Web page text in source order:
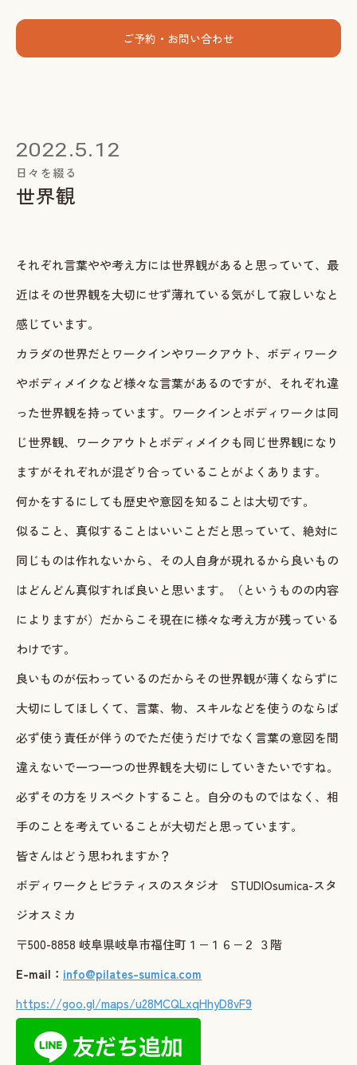
お客様の声
お知らせ
ご予約・お問い合わせ
LINEで予約・相談する
tel. 080-3628-1771
ご予約・お問い合わせ
2022.5.12
日々を綴る
世界観
それぞれ言葉やや考え方には世界観があると思っていて、最
近はその世界観を大切にせず薄れている気がして寂しいなと
感じています。
カラダの世界だとワークインやワークアウト、ボディワーク
やボディメイクなど様々な言葉があるのですが、それぞれ違
った世界観を持っています。ワークインとボディワークは同
じ世界観、ワークアウトとボディメイクも同じ世界観になり
ますがそれぞれが混ざり合っていることがよくあります。
何かをするにしても歴史や意図を知ることは大切です。
似ること、真似することはいいことだと思っていて、絶対に
同じものは作れないから、その人自身が現れるから良いもの
はどんどん真似すれば良いと思います。（というものの内容
によりますが）だからこそ現在に様々な考え方が残っている
わけです。
良いものが伝わっているのだからその世界観が薄くならずに
大切にしてほしくて、言葉、物、スキルなどを使うのならば
必ず使う責任が伴うのでただ使うだけでなく言葉の意図を間
違えないで一つ一つの世界観を大切にしていきたいですね。
必ずその方をリスペクトすること。自分のものではなく、相
手のことを考えていることが大切だと思っています。
皆さんはどう思われますか？
ボディワークとピラティスのスタジオ STUDIOsumica-スタ
ジオスミカ
〒500-8858 岐阜県岐阜市福住町１−１６−２ ３階
E-mail： info@pilates-sumica.com
https://goo.gl/maps/u28MCQLxqHhyD8vF9